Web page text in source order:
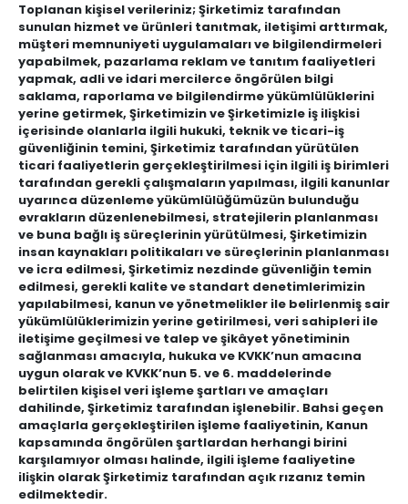
Toplanan kişisel verileriniz; Şirketimiz tarafından
sunulan hizmet ve ürünleri tanıtmak, iletişimi arttırmak,
müşteri memnuniyeti uygulamaları ve bilgilendirmeleri
yapabilmek, pazarlama reklam ve tanıtım faaliyetleri
yapmak, adli ve idari mercilerce öngörülen bilgi
saklama, raporlama ve bilgilendirme yükümlülüklerini
yerine getirmek, Şirketimizin ve Şirketimizle iş ilişkisi
içerisinde olanlarla ilgili hukuki, teknik ve ticari-iş
güvenliğinin temini, Şirketimiz tarafından yürütülen
ticari faaliyetlerin gerçekleştirilmesi için ilgili iş birimleri
tarafından gerekli çalışmaların yapılması, ilgili kanunlar
uyarınca düzenleme yükümlülüğümüzün bulunduğu
evrakların düzenlenebilmesi, stratejilerin planlanması
ve buna bağlı iş süreçlerinin yürütülmesi, Şirketimizin
insan kaynakları politikaları ve süreçlerinin planlanması
ve icra edilmesi, Şirketimiz nezdinde güvenliğin temin
edilmesi, gerekli kalite ve standart denetimlerimizin
yapılabilmesi, kanun ve yönetmelikler ile belirlenmiş sair
yükümlülüklerimizin yerine getirilmesi, veri sahipleri ile
iletişime geçilmesi ve talep ve şikâyet yönetiminin
sağlanması amacıyla, hukuka ve KVKK’nun amacına
uygun olarak ve KVKK’nun 5. ve 6. maddelerinde
belirtilen kişisel veri işleme şartları ve amaçları
dahilinde, Şirketimiz tarafından işlenebilir. Bahsi geçen
amaçlarla gerçekleştirilen işleme faaliyetinin, Kanun
kapsamında öngörülen şartlardan herhangi birini
karşılamıyor olması halinde, ilgili işleme faaliyetine
ilişkin olarak Şirketimiz tarafından açık rızanız temin
edilmektedir.